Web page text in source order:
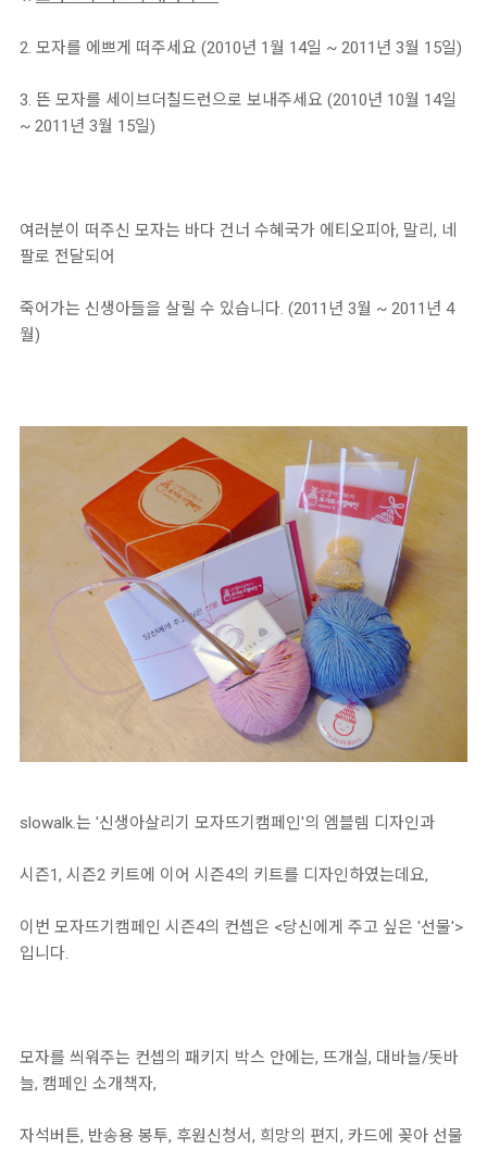
2. 모자를 에쁘게 떠주세요 (2010년 1월 14일 ~ 2011년 3월 15일)
3. 뜬 모자를 세이브더칠드런으로 보내주세요 (2010년 10월 14일
~ 2011년 3월 15일)
여러분이 떠주신 모자는 바다 건너 수혜국가 에티오피아, 말리, 네
팔로 전달되어
죽어가는 신생아들을 살릴 수 있습니다. (2011년 3월 ~ 2011년 4
월)
slowalk.는 '신생아살리기 모자뜨기캠페인'의 엠블렘 디자인과
시즌1, 시즌2 키트에 이어 시즌4의 키트를 디자인하였는데요,
이번 모자뜨기캠페인 시즌4의 컨셉은 <당신에게 주고 싶은 '선물'>
입니다.
모자를 씌워주는 컨셉의 패키지 박스 안에는, 뜨개실, 대바늘/돗바
늘, 캠페인 소개책자,
자석버튼, 반송용 봉투, 후원신청서, 희망의 편지, 카드에 꽂아 선물